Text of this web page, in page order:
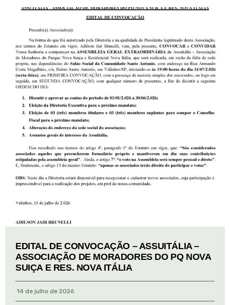
EDITAL DE CONVOCAÇÃO – ASSUITÁLIA –
ASSOCIAÇÃO DE MORADORES DO PQ NOVA
SUIÇA E RES. NOVA ITÁLIA
14 de julho de 2026